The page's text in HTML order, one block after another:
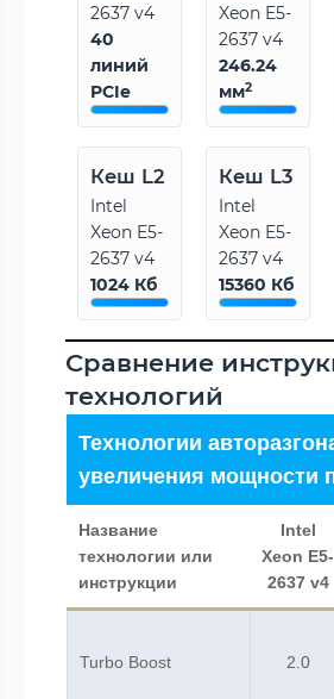
2637 v4
40
линий
PCIe
Xeon E5-
2637 v4
246.24
мм2
Кеш L2
Intel
Xeon E5-
2637 v4
1024 Кб
Кеш L3
Intel
Xeon E5-
2637 v4
15360 Кб
Сравнение
технологий
Технологии
увеличения мощности
Название
технологии или
инструкции
Intel
Xeon E5-
2637 v4
Turbo Boost 2.0